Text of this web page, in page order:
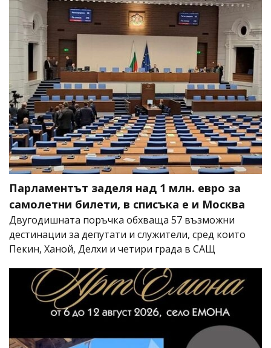
Парламентът заделя над 1 млн. евро за
самолетни билети, в списъка е и Москва
Двугодишната поръчка обхваща 57 възможни
дестинации за депутати и служители, сред които
Пекин, Ханой, Делхи и четири града в САЩ